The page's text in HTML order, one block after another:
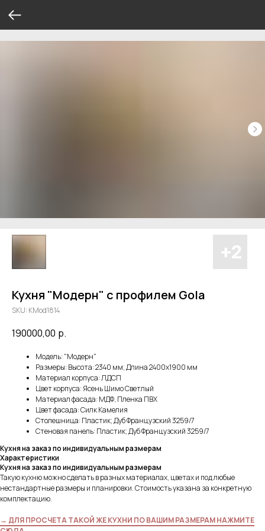
Кухня "Модерн" с профилем Gola
SKU: KMod1814
190000,00 р.
Модель: "Модерн"
Размеры: Высота: 2340 мм; Длина 2400х1900 мм
Материал корпуса: ЛДСП
Цвет корпуса: Ясень Шимо Светлый
Материал фасада: МДФ, Пленка ПВХ
Цвет фасада: Силк Камелия
Столешница: Пластик; Дуб Французский 3259/7
Стеновая панель: Пластик; Дуб Французский 3259/7
Кухня на заказ по индивидуальным размерам
Характеристики
Кухня на заказ по индивидуальным размерам
Такую кухню можно сделать в разных материалах, цветах и под любые
нестандартные размеры и планировки. Стоимость указана за конкретную
комплектацию.
→ ДЛЯ ПРОСЧЕТА ТАКОЙ ЖЕ КУХНИ ПО ВАШИМ РАЗМЕРАМ НАЖМИТЕ